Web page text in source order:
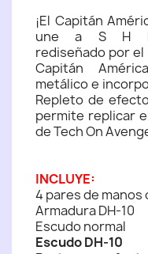
¡El Capitán
une a S H
rediseñado por
Capitán
metálico e
Repleto de
permite replicar
de Tech On
INCLUYE:
4 pares de manos
Armadura DH-10
Escudo normal
Escudo DH-10